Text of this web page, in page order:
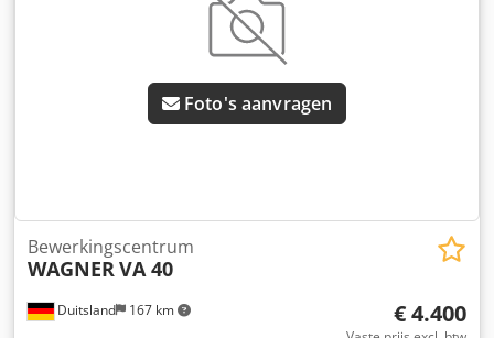
Foto's aanvragen
Duitsland 167 km
Bewerkingscentrum
WAGNERVA 40
€ 4.400